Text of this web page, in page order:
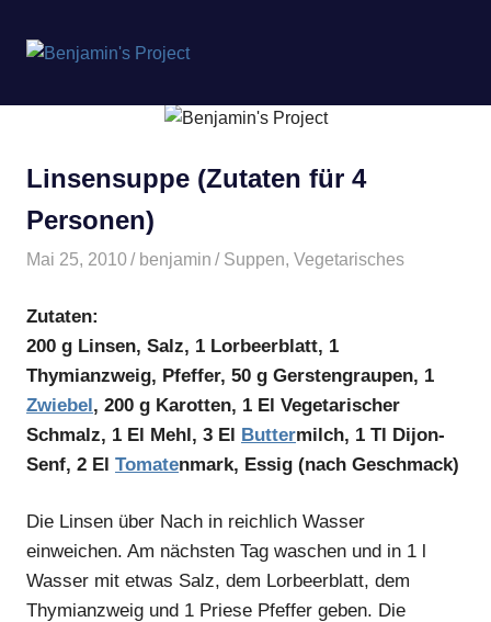
springen
Project
Linsensuppe (Zutaten für 4
Personen)
Mai 25, 2010 benjamin Suppen,Vegetarisches
Zutaten:
200 g Linsen, Salz, 1 Lorbeerblatt, 1
Thymianzweig, Pfeffer, 50 g Gerstengraupen, 1
Zwiebel, 200 g Karotten, 1 El Vegetarischer
Schmalz, 1 El Mehl, 3 El Buttermilch, 1 Tl Dijon-
Senf, 2 El Tomatenmark, Essig (nach Geschmack)
Die Linsen über Nach in reichlich Wasser
einweichen. Am nächsten Tag waschen und in 1 l
Wasser mit etwas Salz, dem Lorbeerblatt, dem
Thymianzweig und 1 Priese Pfeffer geben. Die